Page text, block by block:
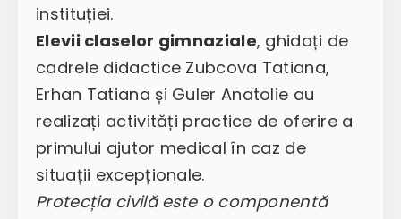
instituției.
Elevii claselor gimnaziale, ghidați de
cadrele didactice Zubcova Tatiana,
Erhan Tatiana și Guler Anatolie au
realizați activități practice de oferire a
primului ajutor medical în caz de
situații excepționale.
Protecția civilă este o componentă